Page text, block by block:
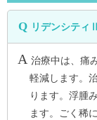
リデンシティ
治療中は、痛
軽減します。
ります。浮腫
ます。ごく稀